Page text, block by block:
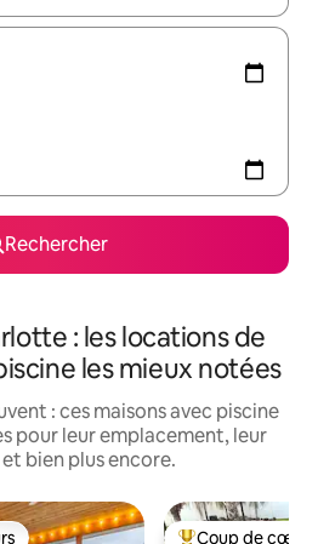
Rechercher
: les locations de
les mieux notées
: ces maisons avec piscine
pour leur emplacement, leur
bien plus encore.
Coup de cœur